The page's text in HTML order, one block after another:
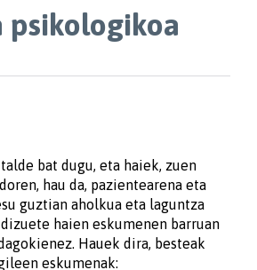
psikologikoa
bat dugu, eta haiek, zuen
hau da, pazientearena eta
guztian aholkua eta laguntza
haien eskumenen barruan
Hauek dira, besteak
eskumenak: